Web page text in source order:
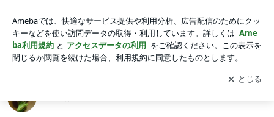
アプリをダウンロードして ブログの更新通知
を受け取りまし
ょう。
開く